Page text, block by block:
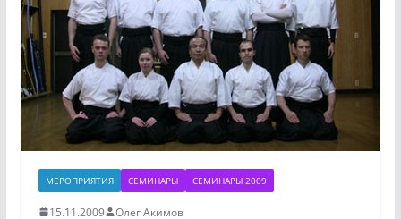
МЕРОПРИЯТИЯ СЕМИНАРЫ СЕМИНАРЫ 2009
15.11.2009 Олег Акимов